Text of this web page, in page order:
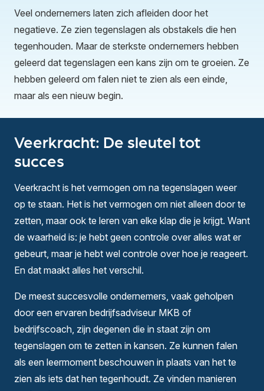
Veel ondernemers laten zich afleiden door het
negatieve. Ze zien tegenslagen als obstakels die hen
tegenhouden. Maar de sterkste ondernemers hebben
geleerd dat tegenslagen een kans zijn om te groeien. Ze
hebben geleerd om falen niet te zien als een einde,
maar als een nieuw begin.
Veerkracht: De sleutel tot
succes
Veerkracht is het vermogen om na tegenslagen weer
op te staan. Het is het vermogen om niet alleen door te
zetten, maar ook te leren van elke klap die je krijgt. Want
de waarheid is: je hebt geen controle over alles wat er
gebeurt, maar je hebt wel controle over hoe je reageert.
En dat maakt alles het verschil.
De meest succesvolle ondernemers, vaak geholpen
door een ervaren bedrijfsadviseur MKB of
bedrijfscoach, zijn degenen die in staat zijn om
tegenslagen om te zetten in kansen. Ze kunnen falen
als een leermoment beschouwen in plaats van het te
zien als iets dat hen tegenhoudt. Ze vinden manieren